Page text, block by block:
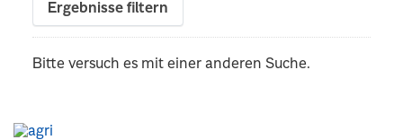
Ergebnisse filtern
Bitte versuch es mit einer anderen Suche.